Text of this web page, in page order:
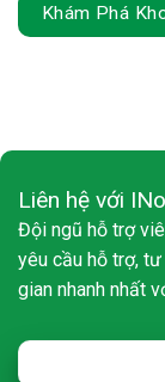
Khám Phá
Liên hệ với
Đội ngũ hỗ trợ
yêu cầu hỗ trợ,
gian nhanh nhất